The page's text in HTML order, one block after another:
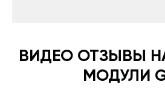
ВИДЕО ОТЗЫВЫ
МОДУЛИ